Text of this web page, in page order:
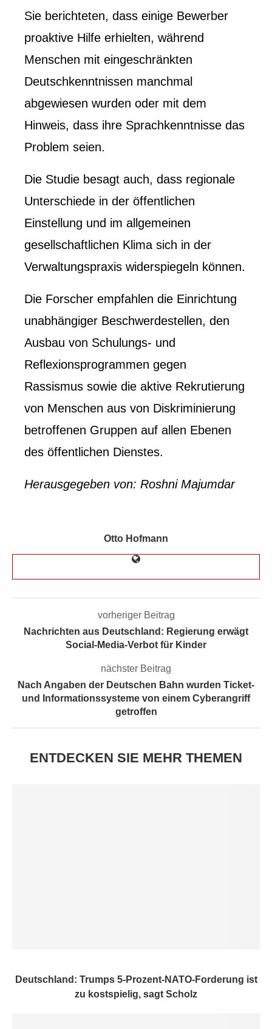
Sie berichteten, dass einige Bewerber
proaktive Hilfe erhielten, während
Menschen mit eingeschränkten
Deutschkenntnissen manchmal
abgewiesen wurden oder mit dem
Hinweis, dass ihre Sprachkenntnisse das
Problem seien.
Die Studie besagt auch, dass regionale
Unterschiede in der öffentlichen
Einstellung und im allgemeinen
gesellschaftlichen Klima sich in der
Verwaltungspraxis widerspiegeln können.
Die Forscher empfahlen die Einrichtung
unabhängiger Beschwerdestellen, den
Ausbau von Schulungs- und
Reflexionsprogrammen gegen
Rassismus sowie die aktive Rekrutierung
von Menschen aus von Diskriminierung
betroffenen Gruppen auf allen Ebenen
des öffentlichen Dienstes.
Herausgegeben von: Roshni Majumdar
Otto Hofmann
vorheriger Beitrag
Nachrichten aus Deutschland: Regierung erwägt
Social-Media-Verbot für Kinder
nächster Beitrag
Nach Angaben der Deutschen Bahn wurden Ticket-
und Informationssysteme von einem Cyberangriff
getroffen
ENTDECKEN SIE MEHR THEMEN
Deutschland: Trumps 5-Prozent-NATO-Forderung ist
zu kostspielig, sagt Scholz